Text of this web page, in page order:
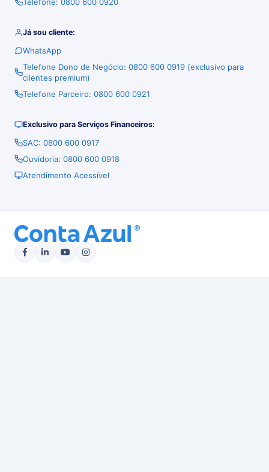
Já sou cliente:
WhatsApp
Telefone Dono de Negócio: 0800 600 0919 (exclusivo para
clientes premium)
Telefone Parceiro: 0800 600 0921
Exclusivo para Serviços Financeiros:
SAC: 0800 600 0917
Ouvidoria: 0800 600 0918
Atendimento Acessível